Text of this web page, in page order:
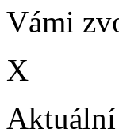
Vámi
X
Aktuální